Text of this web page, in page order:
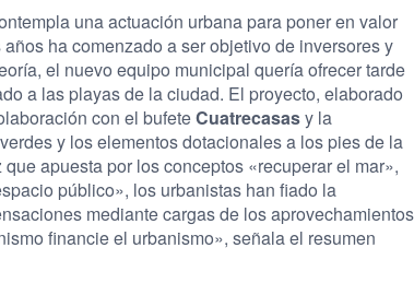
una actuación urbana para poner en valor
ha comenzado a ser objetivo de inversores y
el nuevo equipo municipal quería ofrecer tarde
a las playas de la ciudad. El proyecto, elaborado
con el bufeteCuatrecasasy la
y los elementos dotacionales a los pies de la
apuesta por los conceptos «recuperar el mar»,
público», los urbanistas han fiado la
mediante cargas de los aprovechamientos
financie el urbanismo», señala el resumen